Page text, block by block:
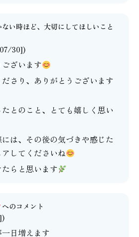
い時ほど、大切にしてほしいこと
30])
ざいます
さり、ありがとうございます
とのこと、とても嬉しく思い
は、その後の気づきや感じた
してくださいね
らと思います
へのコメント
日増えます